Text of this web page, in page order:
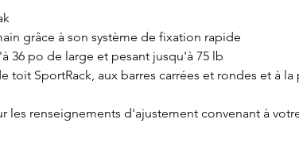
grâce à son système de fixation rapide
36 po de large et pesant jusqu'à 75 lb
toit SportRack, aux barres carrées et rondes et à
les renseignements d'ajustement convenant à